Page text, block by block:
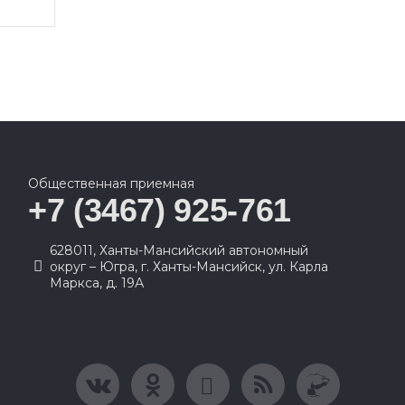
Общественная приемная
+7 (3467) 925-761
628011, Ханты-Мансийский автономный
округ – Югра, г. Ханты-Мансийск, ул. Карла
Маркса, д. 19А